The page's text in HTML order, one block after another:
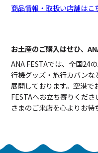
商品情報・取扱い店舗はこ
お土産のご購入はせひ、
ANA FESTAでは、全国24
行機グッズ・旅行カバン
展開しております。空港で
FESTAへお立ち寄りくだ
さまのご来店を心よりお待